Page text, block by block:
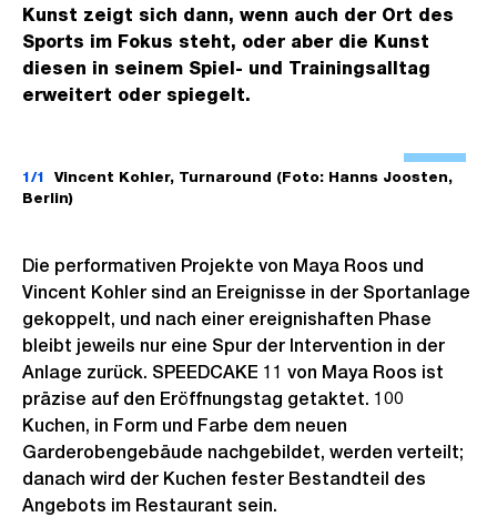
Kunst zeigt sich dann, wenn auch der Ort des
Sports im Fokus steht, oder aber die Kunst
diesen in seinem Spiel- und Trainingsalltag
erweitert oder spiegelt.
f
B
n
1/1
Vincent Kohler, Turnaround (Foto: Hanns Joosten,
Berlin)
Die performativen Projekte von Maya Roos und
Vincent Kohler sind an Ereignisse in der Sportanlage
gekoppelt, und nach einer ereignishaften Phase
bleibt jeweils nur eine Spur der Intervention in der
Anlage zurück. SPEEDCAKE 11 von Maya Roos ist
präzise auf den Eröffnungstag getaktet. 100
Kuchen, in Form und Farbe dem neuen
Garderobengebäude nachgebildet, werden verteilt;
danach wird der Kuchen fester Bestandteil des
Angebots im Restaurant sein.